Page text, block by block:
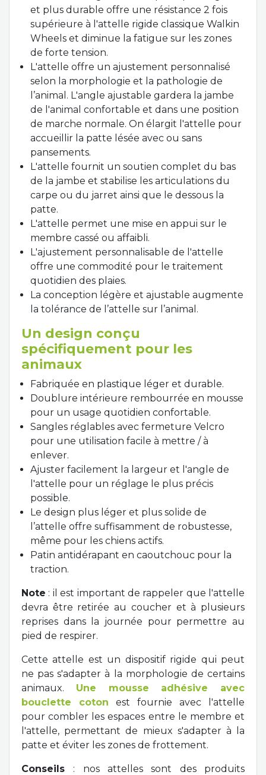
et plus durable offre une résistance 2 fois
supérieure à l'attelle rigide classique Walkin
Wheels et diminue la fatigue sur les zones
de forte tension.
L'attelle offre un ajustement personnalisé
selon la morphologie et la pathologie de
l’animal. L'angle ajustable gardera la jambe
de l'animal confortable et dans une position
de marche normale. On élargit l'attelle pour
accueillir la patte lésée avec ou sans
pansements.
L'attelle fournit un soutien complet du bas
de la jambe et stabilise les articulations du
carpe ou du jarret ainsi que le dessous la
patte.
L'attelle permet une mise en appui sur le
membre cassé ou affaibli.
L'ajustement personnalisable de l'attelle
offre une commodité pour le traitement
quotidien des plaies.
La conception légère et ajustable augmente
la tolérance de l’attelle sur l’animal.
Un design conçu
spécifiquement pour les
animaux
Fabriquée en plastique léger et durable.
Doublure intérieure rembourrée en mousse
pour un usage quotidien confortable.
Sangles réglables avec fermeture Velcro
pour une utilisation facile à mettre / à
enlever.
Ajuster facilement la largeur et l'angle de
l'attelle pour un réglage le plus précis
possible.
Le design plus léger et plus solide de
l’attelle offre suffisamment de robustesse,
même pour les chiens actifs.
Patin antidérapant en caoutchouc pour la
traction.
Note : il est important de rappeler que l'attelle
devra être retirée au coucher et à plusieurs
reprises dans la journée pour permettre au
pied de respirer.
Cette attelle est un dispositif rigide qui peut
ne pas s'adapter à la morphologie de certains
animaux. Une mousse adhésive avec
bouclette coton est fournie avec l'attelle
pour combler les espaces entre le membre et
l'attelle, permettant de mieux s'adapter à la
patte et éviter les zones de frottement.
Conseils : nos attelles sont des produits